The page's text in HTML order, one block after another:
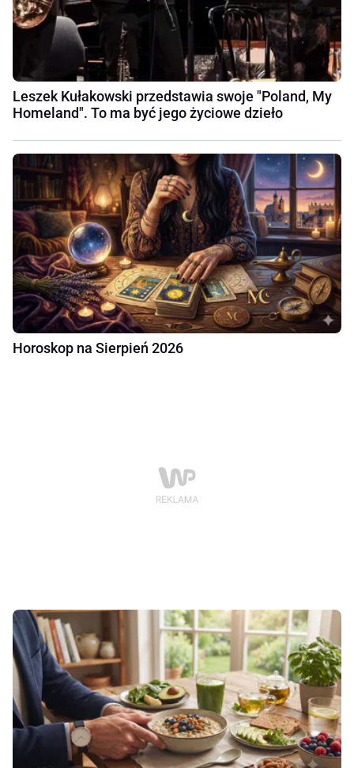
Leszek Kułakowski przedstawia swoje "Poland, My
Homeland". To ma być jego życiowe dzieło
Horoskop na Sierpień 2026